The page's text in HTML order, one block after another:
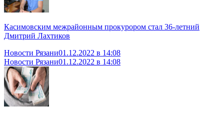
Касимовским межрайонным прокурором стал 36-летний
Дмитрий Лахтиков
Новости Рязани01.12.2022 в 14:08
Новости Рязани01.12.2022 в 14:08